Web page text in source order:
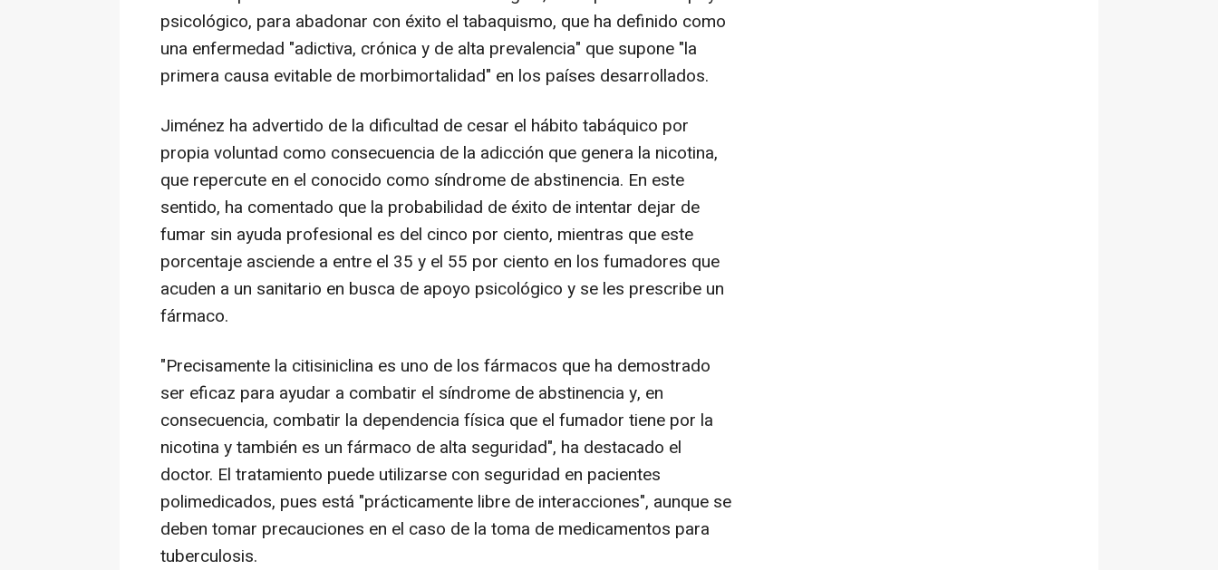
psicológico, para abadonar con éxito el tabaquismo, que ha definido como
una enfermedad "adictiva, crónica y de alta prevalencia" que supone "la
primera causa evitable de morbimortalidad" en los países desarrollados.
Jiménez ha advertido de la dificultad de cesar el hábito tabáquico por
propia voluntad como consecuencia de la adicción que genera la nicotina,
que repercute en el conocido como síndrome de abstinencia. En este
sentido, ha comentado que la probabilidad de éxito de intentar dejar de
fumar sin ayuda profesional es del cinco por ciento, mientras que este
porcentaje asciende a entre el 35 y el 55 por ciento en los fumadores que
acuden a un sanitario en busca de apoyo psicológico y se les prescribe un
fármaco.
"Precisamente la citisiniclina es uno de los fármacos que ha demostrado
ser eficaz para ayudar a combatir el síndrome de abstinencia y, en
consecuencia, combatir la dependencia física que el fumador tiene por la
nicotina y también es un fármaco de alta seguridad", ha destacado el
doctor. El tratamiento puede utilizarse con seguridad en pacientes
polimedicados, pues está "prácticamente libre de interacciones", aunque se
deben tomar precauciones en el caso de la toma de medicamentos para
tuberculosis.